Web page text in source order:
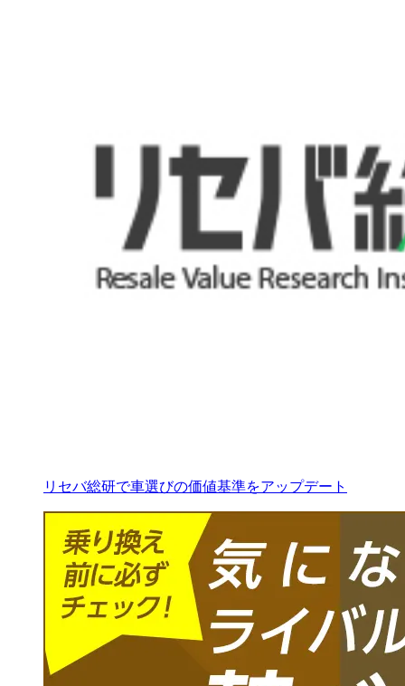
リセバ総研で車選びの価値基準をアップデート